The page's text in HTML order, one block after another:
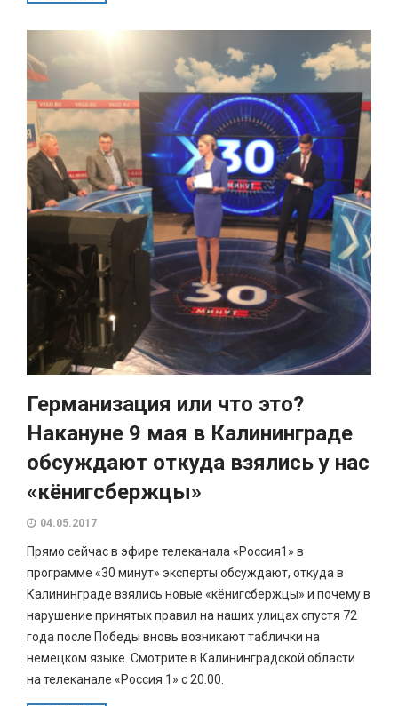
Германизация или что это?
Накануне 9 мая в Калининграде
обсуждают откуда взялись у нас
«кёнигсбержцы»
04.05.2017
Прямо сейчас в эфире телеканала «Россия1» в
программе «30 минут» эксперты обсуждают, откуда в
Калининграде взялись новые «кёнигсбержцы» и почему в
нарушение принятых правил на наших улицах спустя 72
года после Победы вновь возникают таблички на
немецком языке. Смотрите в Калининградской области
на телеканале «Россия 1» с 20.00.